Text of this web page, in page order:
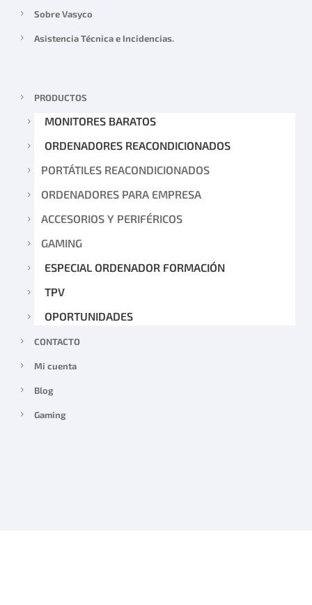
Sobre Vasyco
Asistencia Técnica e Incidencias.
PRODUCTOS
MONITORES BARATOS
ORDENADORES REACONDICIONADOS
PORTÁTILES REACONDICIONADOS
ORDENADORES PARA EMPRESA
ACCESORIOS Y PERIFÉRICOS
GAMING
ESPECIAL ORDENADOR FORMACIÓN
TPV
OPORTUNIDADES
CONTACTO
Mi cuenta
Blog
Gaming